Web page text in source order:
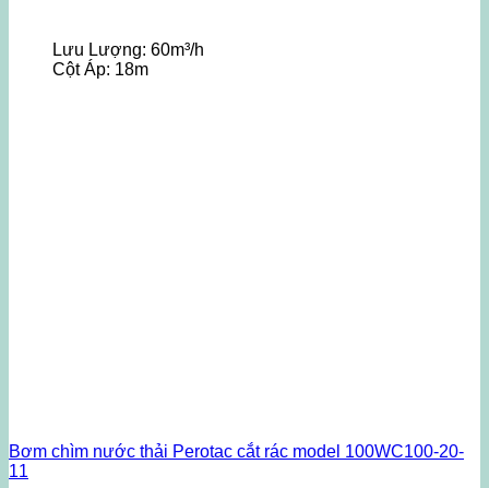
Lưu Lượng: 60m³/h
Cột Áp: 18m
Bơm chìm nước thải Perotac cắt rác model 100WC100-20-
11